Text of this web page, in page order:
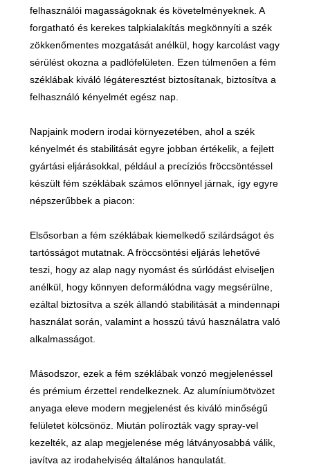
felhasználói magasságoknak és követelményeknek. A
forgatható és kerekes talpkialakítás megkönnyíti a szék
zökkenőmentes mozgatását anélkül, hogy karcolást vagy
sérülést okozna a padlófelületen. Ezen túlmenően a fém
széklábak kiváló légáteresztést biztosítanak, biztosítva a
felhasználó kényelmét egész nap.
Napjaink modern irodai környezetében, ahol a szék
kényelmét és stabilitását egyre jobban értékelik, a fejlett
gyártási eljárásokkal, például a precíziós fröccsöntéssel
készült fém széklábak számos előnnyel járnak, így egyre
népszerűbbek a piacon:
Elsősorban a fém széklábak kiemelkedő szilárdságot és
tartósságot mutatnak. A fröccsöntési eljárás lehetővé
teszi, hogy az alap nagy nyomást és súrlódást elviseljen
anélkül, hogy könnyen deformálódna vagy megsérülne,
ezáltal biztosítva a szék állandó stabilitását a mindennapi
használat során, valamint a hosszú távú használatra való
alkalmasságot.
Másodszor, ezek a fém széklábak vonzó megjelenéssel
és prémium érzettel rendelkeznek. Az alumíniumötvözet
anyaga eleve modern megjelenést és kiváló minőségű
felületet kölcsönöz. Miután polírozták vagy spray-vel
kezelték, az alap megjelenése még látványosabbá válik,
javítva az irodahelyiség általános hangulatát.